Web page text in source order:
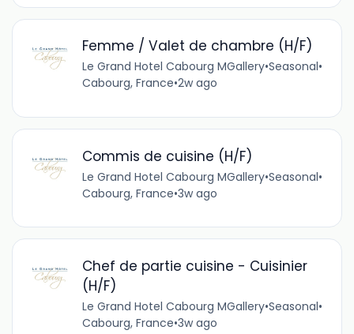
Femme / Valet de chambre (H/F)
Le Grand Hotel Cabourg MGallery•Seasonal•
Cabourg, France•2w ago
Commis de cuisine (H/F)
Le Grand Hotel Cabourg MGallery•Seasonal•
Cabourg, France•3w ago
Chef de partie cuisine - Cuisinier
(H/F)
Le Grand Hotel Cabourg MGallery•Seasonal•
Cabourg, France•3w ago